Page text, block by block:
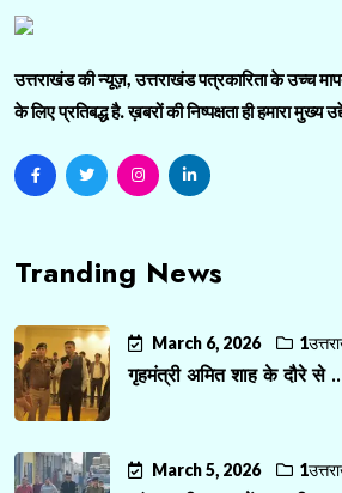
उत्तराखंड की न्यूज़, उत्तराखंड पत्रकारिता के उच्च
के लिए प्रतिबद्ध है. ख़बरों की निष्पक्षता ही हमारा मुख्य
Tranding News
March 6, 2026
गृहमंत्री अमित शाह के दौरे से
March 5, 2026